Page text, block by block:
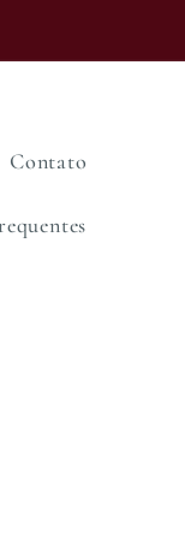
Contato